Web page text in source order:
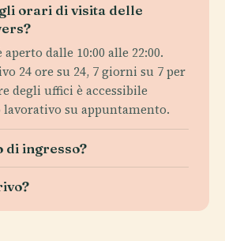
orari di visita delle
dalle 10:00 alle 22:00.
24 ore su 24, 7 giorni su 7 per
degli uffici è accessibile
su appuntamento.
di ingresso?